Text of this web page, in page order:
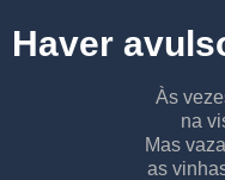
Haver
Às
na
Mas
as